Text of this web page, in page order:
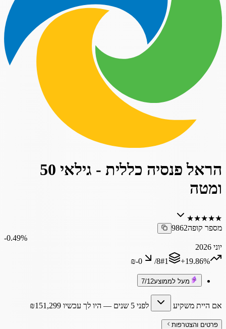
הראל פנסיה כללית - גילאי 50
ומטה
★
★
★
★
★
מספר קופה9862
‎-0.49%
יוני 2026
‎+19.86%
#1
/8
₪‎-0
מעל לממוצע7/12
אם היית משקיע לפני 5 שנים — היו לך עכשיו ₪151,299
פרטים והצטרפות